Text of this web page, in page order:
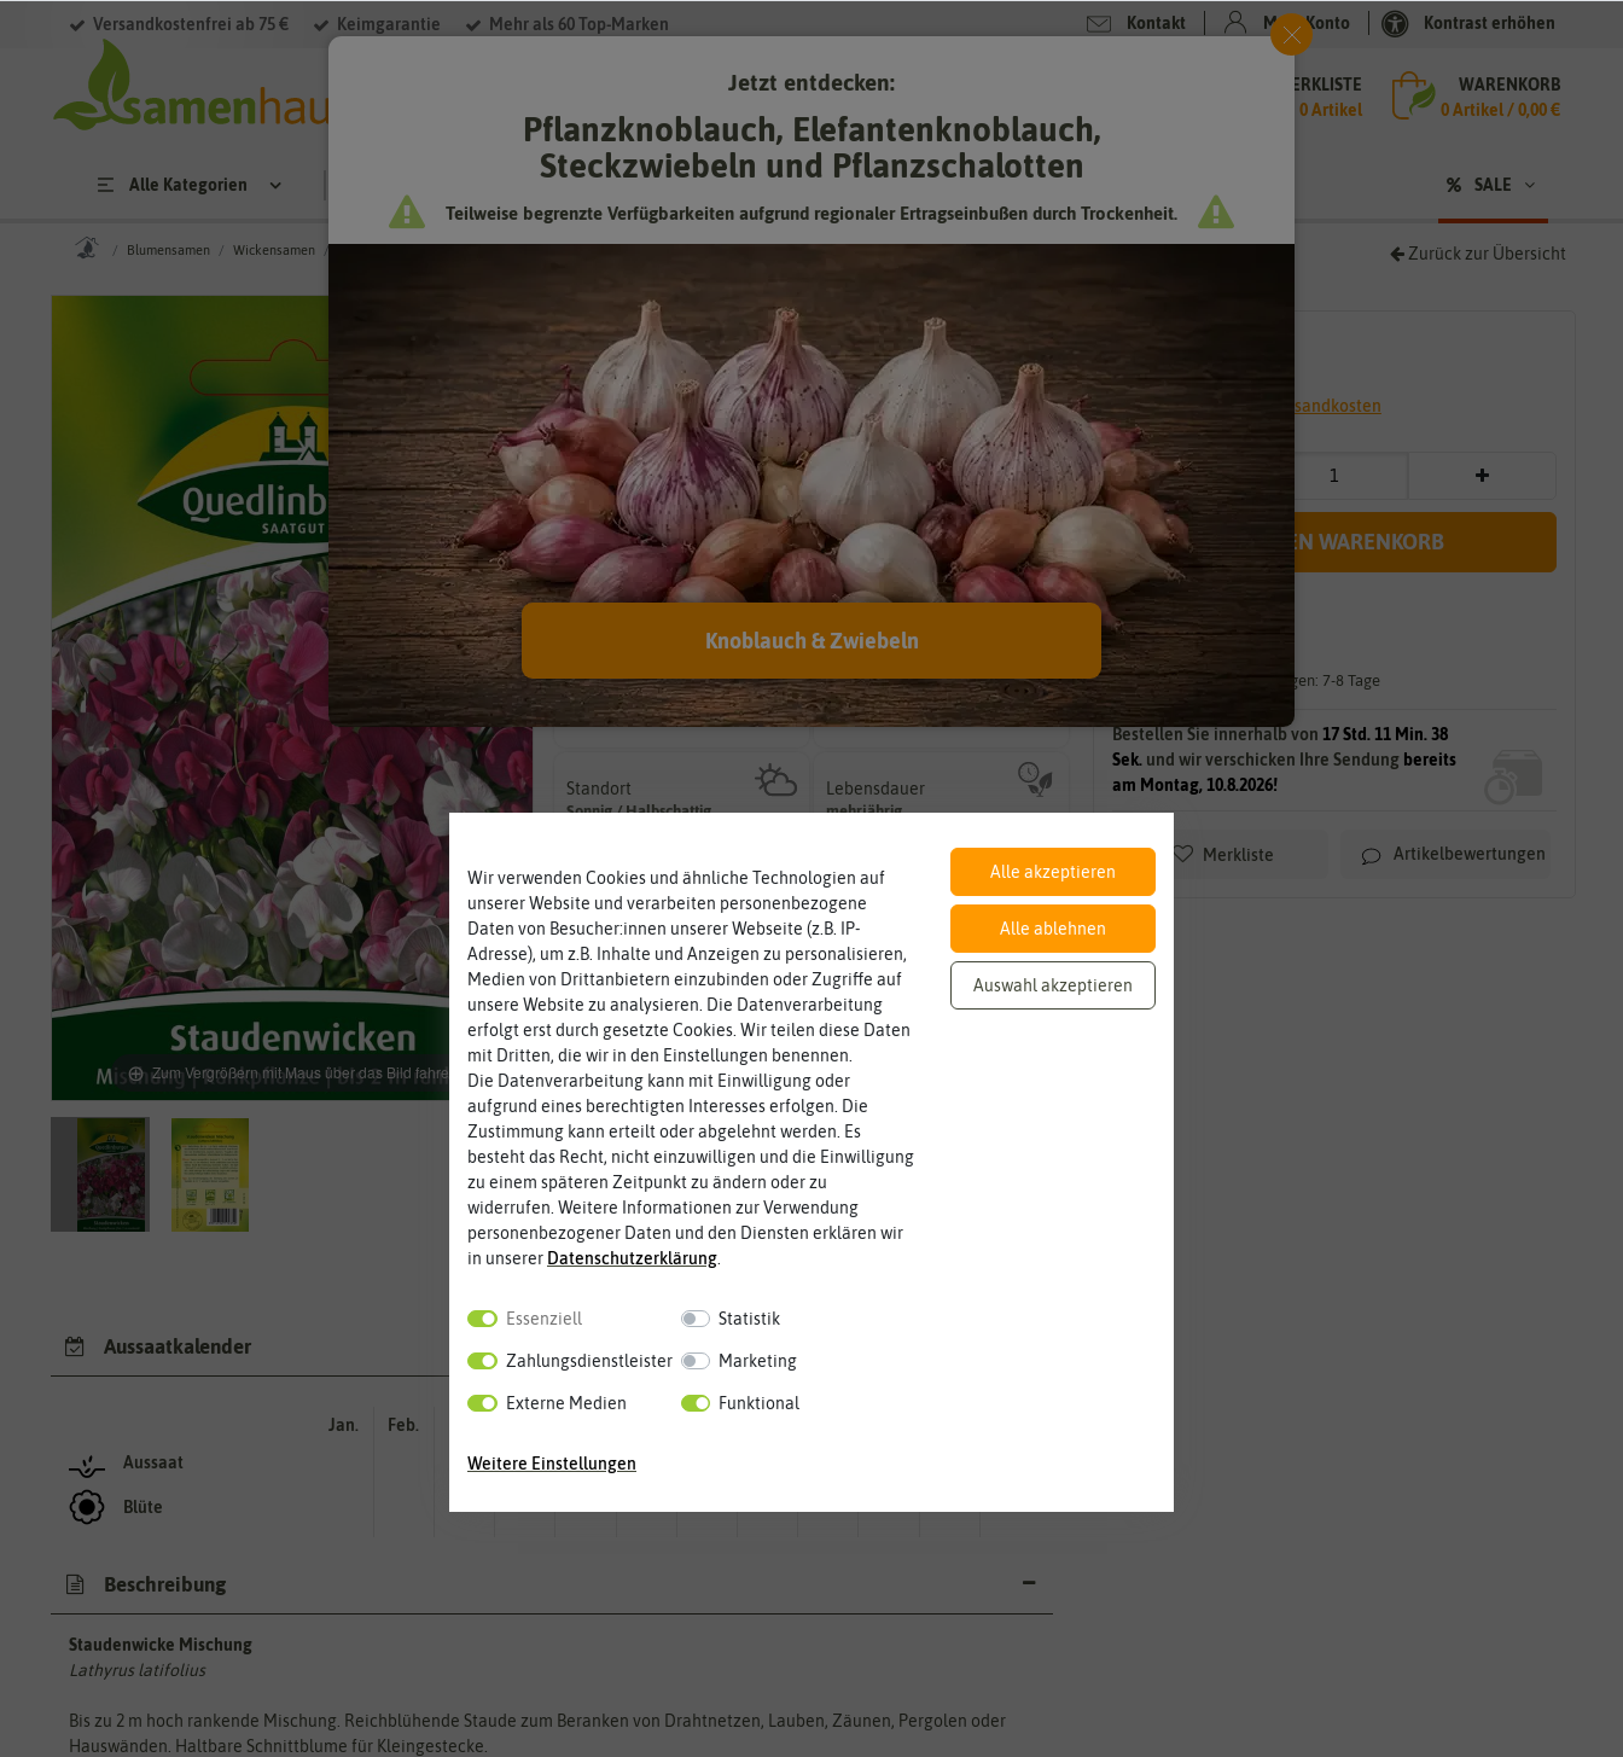
Versandkostenfrei ab 75 € Keimgarantie Mehr als 60 Top-Marken Kontakt Mein Konto Kontrast erhöhen
MERKLISTE
0 Artikel
WARENKORB
0Artikel /0,00 €
Alle Kategorien SALE
Blumensamen Wickensamen Zurück zur Übersicht
Zum Vergrößern mit Maus über das Bild fahren
* inkl. 7% MwSt. zzgl. Versandkosten
IN DEN WARENKORB
sofort lieferbar
gilt für 11
Lieferzeit für größere Mengen: 7-8 Tage
Bestellen Sie innerhalb von 17 Std. 11 Min. 37
Sek.und wir verschicken Ihre Sendung bereits
am Montag, 10.8.2026!
Merkliste Artikelbewertungen
Staudenwicke Mischung
Zum Beranken von Drahtnetzen, Lauben, Zäunen, Pergolen oder
Hauswänden.
Hersteller:
Quedlinburger Saatgut
Artikelnummer:
514802-qb
EAN:
4014352192852
2 g (reicht für ca. 15 Pflanzen)
Wie viel ist enthalten
min. 01/2028
Zeitpunkt, bis zu dem das Saat-
und Pflanzgut sehr gut keimen
Standort
Sonnig / Halbschattig
Pflanze? (schattig, halbschattig,
sonnig, vollsonnig) Lebensdauer
mehrjährig
einjährig, zweijährig oder
mehrjährig.
Blütenfarbe
bunt
Wie ist die Blüte eingefärbt? Kann
auch mehrfarbig sein.
Aussaatkalender
Aussaat
Blüte
Jan. Feb.
Beschreibung
Staudenwicke Mischung
Lathyrus latifolius
Bis zu 2 m hoch rankende Mischung. Reichblühende Staude zum Beranken von Drahtnetzen, Lauben, Zäunen, Pergolen oder
Hauswänden. Haltbare Schnittblume für Kleingestecke.
Wir verwenden Cookies und ähnliche Technologien auf
unserer Website und verarbeiten personenbezogene
Daten von Besucher:innen unserer Webseite (z.B. IP-
Adresse), um z.B. Inhalte und Anzeigen zu personalisieren,
Medien von Drittanbietern einzubinden oder Zugriffe auf
unsere Website zu analysieren. Die Datenverarbeitung
erfolgt erst durch gesetzte Cookies. Wir teilen diese Daten
mit Dritten, die wir in den Einstellungen benennen.
Die Datenverarbeitung kann mit Einwilligung oder
aufgrund eines berechtigten Interesses erfolgen. Die
Zustimmung kann erteilt oder abgelehnt werden. Es
besteht das Recht, nicht einzuwilligen und die Einwilligung
zu einem späteren Zeitpunkt zu ändern oder zu
widerrufen. Weitere Informationen zur Verwendung
personenbezogener Daten und den Diensten erklären wir
in unserer Daten­schutz­erklärung
Essenziell Statistik
Zahlungsdienstleister Marketing
Externe Medien Funktional
Weitere Einstellungen
Alle akzeptieren
Alle ablehnen
Auswahl akzeptieren
Jetzt entdecken:
Pflanzknoblauch, Elefantenknoblauch,
Steckzwiebeln und Pflanzschalotten
Teilweise begrenzte Verfügbarkeiten aufgrund regionaler Ertragseinbußen durch Trockenheit.
Knoblauch & Zwiebeln